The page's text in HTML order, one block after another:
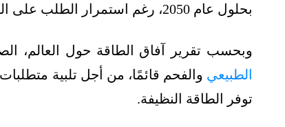
بحلول عام 2050، رغم استمرار الطلب على الوقود الأحفوري.
وبحسب تقرير آفاق الطاقة حول العالم،
الطبيعي والفحم قائمًا، من أجل تلبية
توفر الطاقة النظيفة.